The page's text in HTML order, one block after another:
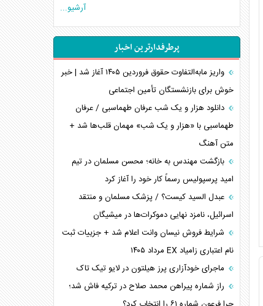
اهمیت راهبردی اردن برای آمریکا
پیام، ظرفیت بالفعل‌نشده تجارت ایران
همسویی عربستان با سنتکام علیه متحدان ایران
ترامپ و توهم خلع سلاح حماس
چرا کویت به دنبال شریک امنیتی جدید است؟
اعتراف غرب به قدرت ایران در تثبیت معادلات
خطای راهبردی ترامپ مقابل برزیل
متن و حاشیه سفر نتانیاهو به آمریکا
آرشیو...
پرطرفدارترین اخبار
واریز مابه‌التفاوت حقوق فروردین ۱۴۰۵ آغاز شد | خبر
خوش برای بازنشستگان تأمین اجتماعی
دانلود هزار و یک شب عرفان طهماسبی / عرفان
طهماسبی با «هزار و یک شب» مهمان قلب‌ها شد +
متن آهنگ
بازگشت مهندس به خانه؛ محسن مسلمان در تیم
امید پرسپولیس رسماً کار خود را آغاز کرد
عبدل السید کیست؟ / پزشک مسلمان و منتقد
اسرائیل، نامزد نهایی دموکرات‌ها در میشیگان
شرایط فروش نیسان وانت اعلام شد + جزییات ثبت
نام اعتباری زامیاد EX مرداد ۱۴۰۵
ماجرای خودآزاری پرز هیلتون در لایو تیک تاک
راز شماره پیراهن محمد صلاح در ترکیه فاش شد؛